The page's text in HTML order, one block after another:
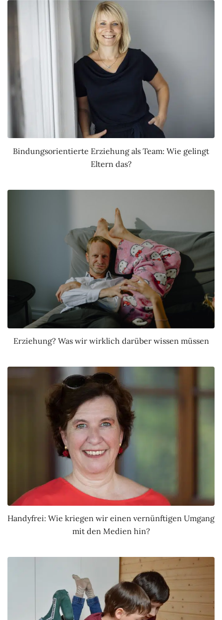
Bindungsorientierte Erziehung als Team: Wie gelingt
Eltern das?
Erziehung? Was wir wirklich darüber wissen müssen
Handyfrei: Wie kriegen wir einen vernünftigen Umgang
mit den Medien hin?